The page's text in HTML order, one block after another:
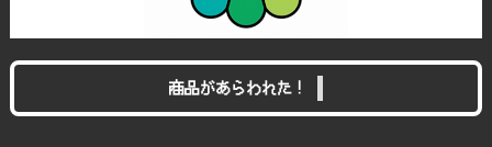
商品があらわれた！